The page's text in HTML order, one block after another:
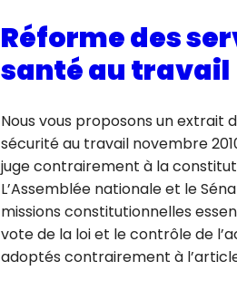
Réforme des
santé au travail
Nous vous proposons un extrait
sécurité au travail novembre
juge contrairement à la
L’Assemblée nationale et le
missions constitutionnelles
vote de la loi et le contrôle de
adoptés contrairement à